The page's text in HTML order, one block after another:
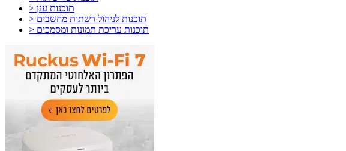
> תוכנות ענן
> תוכנות לניהול רשתות מחשבים
> תוכנות עריכת תמונות ומסמכים